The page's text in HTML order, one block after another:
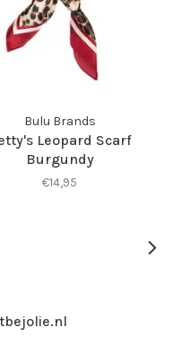
Bulu Brands
Leopard Scarf
Burgundy
€14,95